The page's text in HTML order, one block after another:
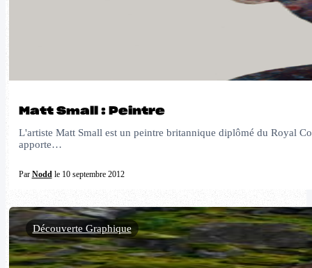
Matt Small : Peintre
L'artiste Matt Small est un peintre britannique diplômé du Royal
apporte…
Par Noddle 10 septembre 2012
Découverte Graphique